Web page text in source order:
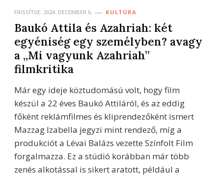
FRISSÍTVE: 2024. DECEMBER 6. KULTÚRA
Baukó Attila és Azahriah: két
egyéniség egy személyben? avagy
a „Mi vagyunk Azahriah”
filmkritika
Már egy ideje köztudomású volt, hogy film
készül a 22 éves Baukó Attiláról, és az eddig
főként reklámfilmes és kliprendezőként ismert
Mazzag Izabella jegyzi mint rendező, míg a
produkciót a Lévai Balázs vezette Színfolt Film
forgalmazza. Ez a stúdió korábban már több
zenés alkotással is sikert aratott, például a